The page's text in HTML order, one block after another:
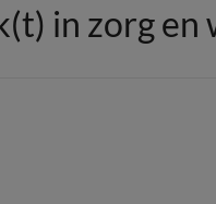
in zorg en